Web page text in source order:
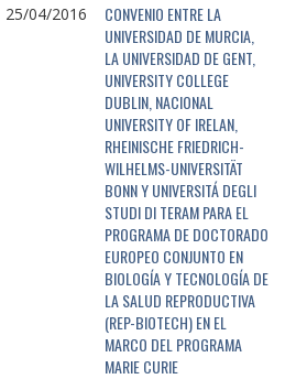
25/04/2016
CONVENIO ENTRE LA
UNIVERSIDAD DE MURCIA,
LA UNIVERSIDAD DE GENT,
UNIVERSITY COLLEGE
DUBLIN, NACIONAL
UNIVERSITY OF IRELAN,
RHEINISCHE FRIEDRICH-
WILHELMS-UNIVERSITÄT
BONN Y UNIVERSITÁ DEGLI
STUDI DI TERAM PARA EL
PROGRAMA DE DOCTORADO
EUROPEO CONJUNTO EN
BIOLOGÍA Y TECNOLOGÍA DE
LA SALUD REPRODUCTIVA
(REP-BIOTECH) EN EL
MARCO DEL PROGRAMA
MARIE CURIE